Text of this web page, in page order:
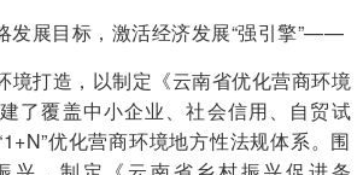
发展目标，激活经济发展“强引擎”——
境打造，以制定《云南省优化营商环境
了覆盖中小企业、社会信用、自贸试
优化营商环境地方性法规体系。围